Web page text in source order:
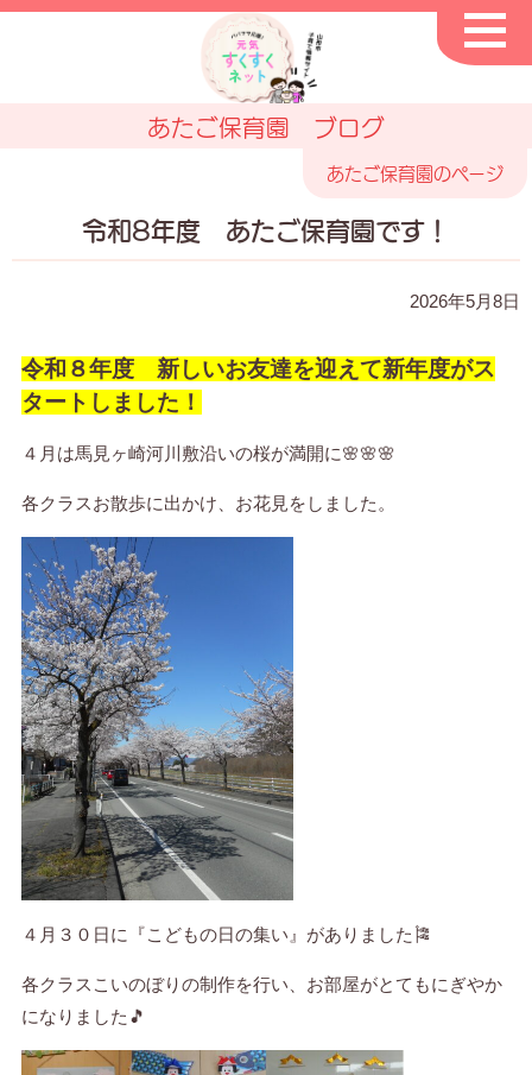
あたご保育園 ブログ
あたご保育園のページ
令和8年度 あたご保育園です！
2026年5月8日
令和８年度 新しいお友達を迎えて新年度がス
タートしました！
４月は馬見ヶ崎河川敷沿いの桜が満開に🌸🌸🌸
各クラスお散歩に出かけ、お花見をしました。
４月３０日に『こどもの日の集い』がありました🎏
各クラスこいのぼりの制作を行い、お部屋がとてもにぎやか
になりました🎵